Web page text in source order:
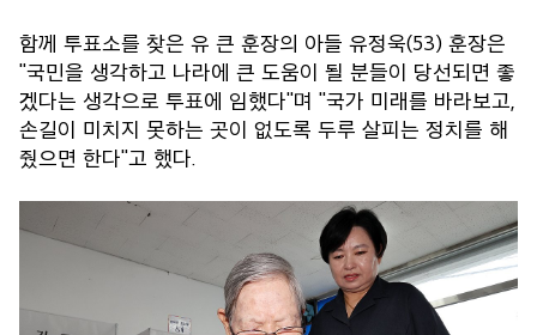
함께 투표소를 찾은 유 큰 훈장의 아들 유정욱(53) 훈장은
"국민을 생각하고 나라에 큰 도움이 될 분들이 당선되면 좋
겠다는 생각으로 투표에 임했다"며 "국가 미래를 바라보고,
손길이 미치지 못하는 곳이 없도록 두루 살피는 정치를 해
줬으면 한다"고 했다.